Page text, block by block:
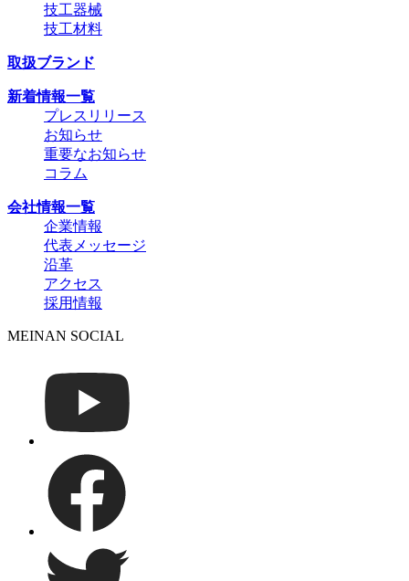
技工器械
技工材料
取扱ブランド
新着情報一覧
プレスリリース
お知らせ
重要なお知らせ
コラム
会社情報一覧
企業情報
代表メッセージ
沿革
アクセス
採用情報
MEINAN SOCIAL